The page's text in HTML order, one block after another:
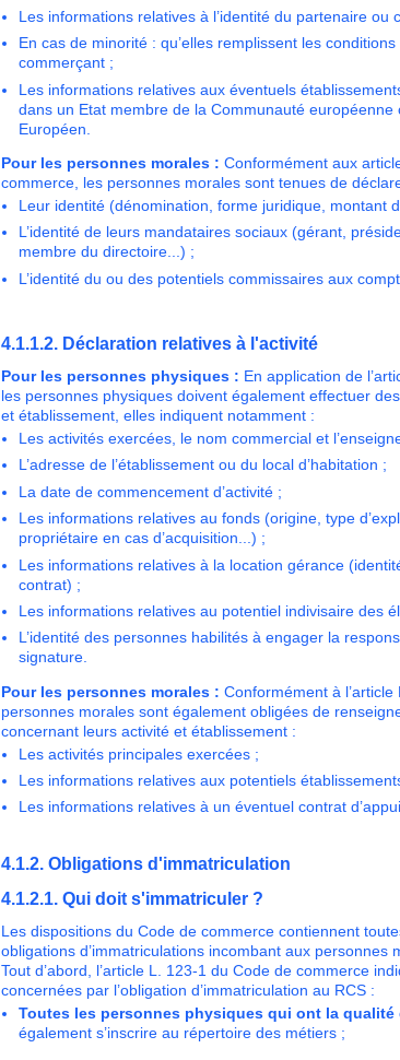
Les informations relatives à l’identité du partenaire ou
En cas de minorité : qu’elles remplissent les
commerçant ;
Les informations relatives aux éventuels
dans un Etat membre de la Communauté européenne
Européen.
Pour les personnes morales : Conformément aux
commerce, les personnes morales sont tenues de
Leur identité (dénomination, forme juridique, montant
L’identité de leurs mandataires sociaux (gérant,
membre du directoire...) ;
L’identité du ou des potentiels commissaires aux
4.1.1.2. Déclaration relatives à l'activité
Pour les personnes physiques : En application de
les personnes physiques doivent également effectuer
et établissement, elles indiquent notamment :
Les activités exercées, le nom commercial et
L’adresse de l’établissement ou du local d’habitation ;
La date de commencement d’activité ;
Les informations relatives au fonds (origine, type
propriétaire en cas d’acquisition...) ;
Les informations relatives à la location gérance
contrat) ;
Les informations relatives au potentiel indivisaire des
L’identité des personnes habilités à engager la
signature.
Pour les personnes morales : Conformément à
personnes morales sont également obligées de
concernant leurs activité et établissement :
Les activités principales exercées ;
Les informations relatives aux potentiels
Les informations relatives à un éventuel contrat
4.1.2. Obligations d'immatriculation
4.1.2.1. Qui doit s'immatriculer ?
Les dispositions du Code de commerce contiennent
obligations d’immatriculations incombant aux personnes
Tout d’abord, l’article L. 123-1 du Code de commerce
concernées par l’obligation d’immatriculation au RCS :
Toutes les personnes physiques qui ont la qualité
également s’inscrire au répertoire des métiers ;